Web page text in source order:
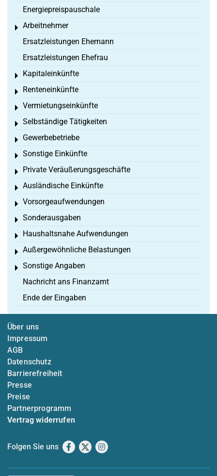
Energiepreispauschale
Arbeitnehmer
Toggle menu
Ersatzleistungen Ehemann
Ersatzleistungen Ehefrau
Kapitaleinkünfte
Toggle menu
Renteneinkünfte
Toggle menu
Vermietungseinkünfte
Toggle menu
Selbständige Tätigkeiten
Toggle menu
Gewerbebetriebe
Toggle menu
Sonstige Einkünfte
Toggle menu
Private Veräußerungsgeschäfte
Toggle menu
Ausländische Einkünfte
Toggle menu
Vorsorgeaufwendungen
Toggle menu
Sonderausgaben
Toggle menu
Haushaltsnahe Aufwendungen
Toggle menu
Außergewöhnliche Belastungen
Toggle menu
Sonstige Angaben
Toggle menu
Nachricht ans Finanzamt
Ende der Eingaben
Über uns
Impressum
AGB
Datenschutz
Barrierefreiheit
Presse
Preise
Partnerprogramm
Vertrag widerrufen
Folgen Sie uns Facebook
X Instagram